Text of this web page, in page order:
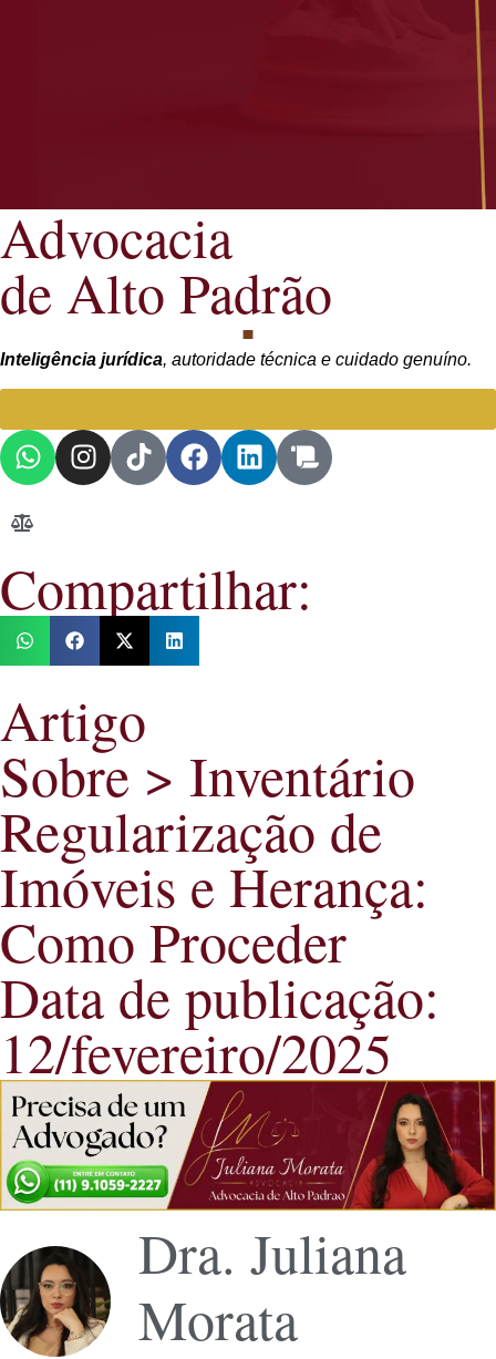
Advocacia
de Alto Padrão
Inteligência jurídica, autoridade técnica e cuidado genuíno.
Compartilhar:
Artigo
Sobre > Inventário
Regularização de
Imóveis e Herança:
Como Proceder
Data de publicação:
12/fevereiro/2025
Dra. Juliana
Morata